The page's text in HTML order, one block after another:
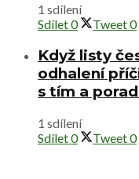
1 sdílení
Sdílet0 Tweet0
Když listy
odhalení
s tím a
1 sdílení
Sdílet0 Tweet0